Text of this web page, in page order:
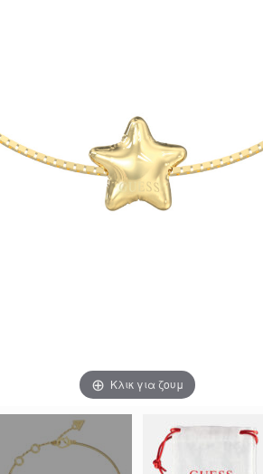
Κλικ για ζουμ